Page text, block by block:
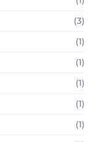
(3)
(1)
(1)
(1)
(1)
(1)